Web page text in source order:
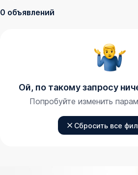
0 объявлений
Ой, по такому запросу
Попробуйте изменить
Сбросить все